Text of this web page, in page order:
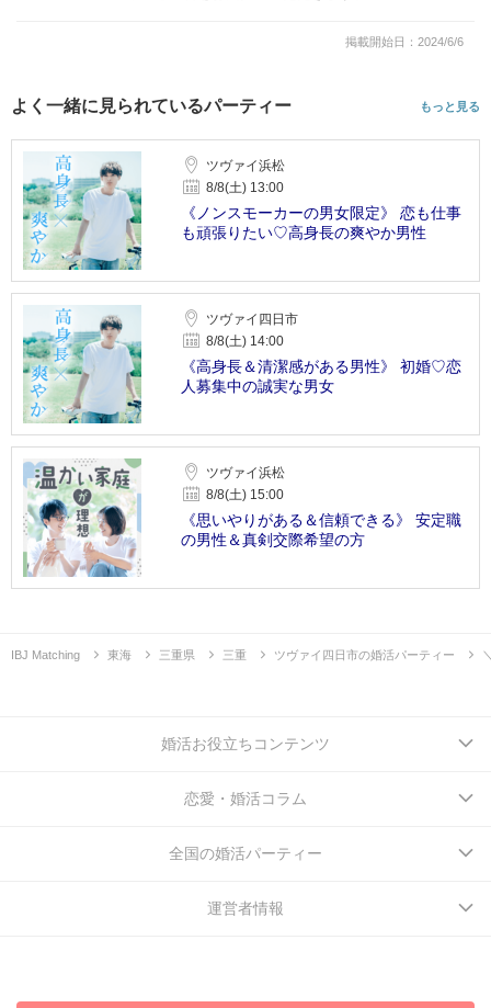
掲載開始日：2024/6/6
よく一緒に見られているパーティー もっと見る
ツヴァイ浜松
8/8(土) 13:00
《ノンスモーカーの男女限定》 恋も仕事
も頑張りたい♡高身長の爽やか男性
ツヴァイ四日市
8/8(土) 14:00
《高身長＆清潔感がある男性》 初婚♡恋
人募集中の誠実な男女
ツヴァイ浜松
8/8(土) 15:00
《思いやりがある＆信頼できる》 安定職
の男性＆真剣交際希望の方
IBJ Matching 東海 三重県 三重 ツヴァイ四日市の婚活パーティー
婚活お役立ちコンテンツ
恋愛・婚活コラム
全国の婚活パーティー
運営者情報